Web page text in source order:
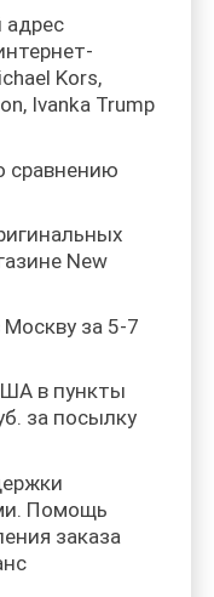
адрес
Kors,
Ivanka Trump
сравнению
New
за 5-7
в пункты
за посылку
Помощь
заказа